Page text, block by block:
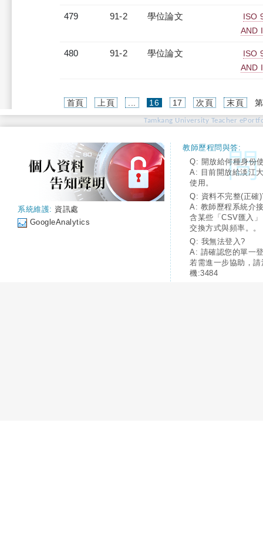
479 91-2 學位論文
ISO
AND
480 91-2 學位論文
ISO
AND
首頁 上頁 16(current)
17 次頁 末頁
Tamkang University Teacher
系統維護: 資訊處
GoogleAnalytics
教師歷程問與答:
Q: 開放給何種身份
A: 目前開放給淡江
使用。
Q: 資料不完整(正確
A: 教師歷程系統介
含某些「CSV匯入
交換方式與頻率。。
Q: 我無法登入?
A: 請確認您的單一
若需進一步協助，
機:3484